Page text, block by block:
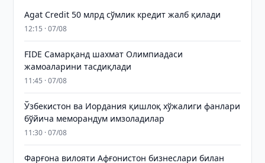
Agat Credit 50 млрд сўмлик кредит жалб қилади
12:15 · 07/08
FIDE Самарқанд шахмат Олимпиадаси
жамоаларини тасдиқлади
11:45 · 07/08
Ўзбекистон ва Иордания қишлоқ хўжалиги фанлари
бўйича меморандум имзоладилар
11:30 · 07/08
Фарғона вилояти Афғонистон бизнеслари билан